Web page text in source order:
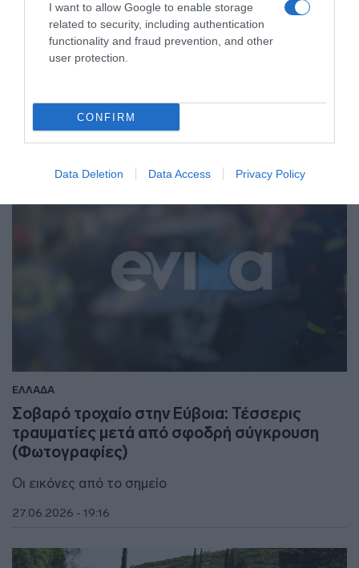
I want to allow Google to enable storage
related to security, including authentication
functionality and fraud prevention, and other
user protection.
CONFIRM
Data Deletion Data Access Privacy Policy
ΕΛΛΑΔΑ
Σοβαρό τροχαίο στην Φθιώτιδα: ΙΧ έφερε
τούμπες και σταμάτησε σε δέντρο (εικόνες)
10.07.2026 - 10:31
ΕΛΛΑΔΑ
Σοβαρό τροχαίο στην Εύβοια: Τέσσερις
τραυματίες μετά από σφοδρή σύγκρουση
(Φωτογραφίες)
Οι εικόνες από το σημείο
27.06.2026 - 19:16